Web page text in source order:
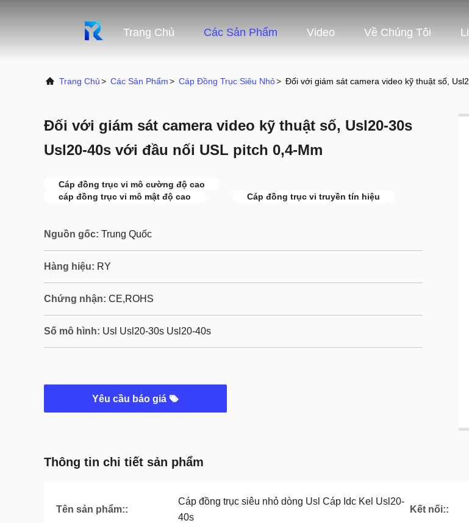
Trang Chủ Các Sản Phẩm Video Về Chúng Tôi
Trang Chủ> Các Sản Phẩm> Cáp Đồng Trục Siêu Nhỏ> Đối với giám sát camera video kỹ thuật số,
Đối với giám sát camera video kỹ thuật số, Usl20-30s
Usl20-40s với đầu nối USL pitch 0,4-Mm
Cáp đồng trục vi mô cường độ cao
cáp đồng trục vi mô mật độ cao
Cáp đồng trục vi truyền tín hiệu
Nguồn gốc: Trung Quốc
Hàng hiệu: RY
Chứng nhận: CE,ROHS
Số mô hình: Usl Usl20-30s Usl20-40s
Yêu cầu báo giá
Thông tin chi tiết sản phẩm
Tên sản phẩm::
Cáp đồng trục siêu nhỏ dòng Usl Cáp Idc Kel Usl20-
40s
Kết nối::